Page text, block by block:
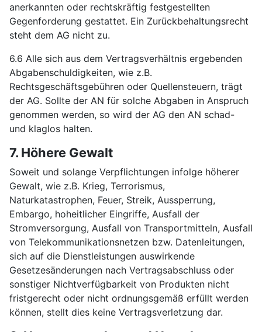
anerkannten oder rechtskräftig festgestellten
Gegenforderung gestattet. Ein Zurückbehaltungsrecht
steht dem AG nicht zu.
6.6 Alle sich aus dem Vertragsverhältnis ergebenden
Abgabenschuldigkeiten, wie z.B.
Rechtsgeschäftsgebühren oder Quellensteuern, trägt
der AG. Sollte der AN für solche Abgaben in Anspruch
genommen werden, so wird der AG den AN schad-
und klaglos halten.
7. Höhere Gewalt
Soweit und solange Verpflichtungen infolge höherer
Gewalt, wie z.B. Krieg, Terrorismus,
Naturkatastrophen, Feuer, Streik, Aussperrung,
Embargo, hoheitlicher Eingriffe, Ausfall der
Stromversorgung, Ausfall von Transportmitteln, Ausfall
von Telekommunikationsnetzen bzw. Datenleitungen,
sich auf die Dienstleistungen auswirkende
Gesetzesänderungen nach Vertragsabschluss oder
sonstiger Nichtverfügbarkeit von Produkten nicht
fristgerecht oder nicht ordnungsgemäß erfüllt werden
können, stellt dies keine Vertragsverletzung dar.